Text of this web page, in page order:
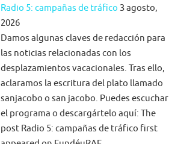
Radio 5: campañas de tráfico 3 agosto,
2026
Damos algunas claves de redacción para
las noticias relacionadas con los
desplazamientos vacacionales. Tras ello,
aclaramos la escritura del plato llamado
sanjacobo o san jacobo. Puedes escuchar
el programa o descargártelo aquí: The
post Radio 5: campañas de tráfico first